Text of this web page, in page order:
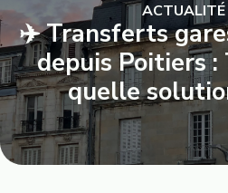
✈️ Transferts
depuis Poitiers :
quelle